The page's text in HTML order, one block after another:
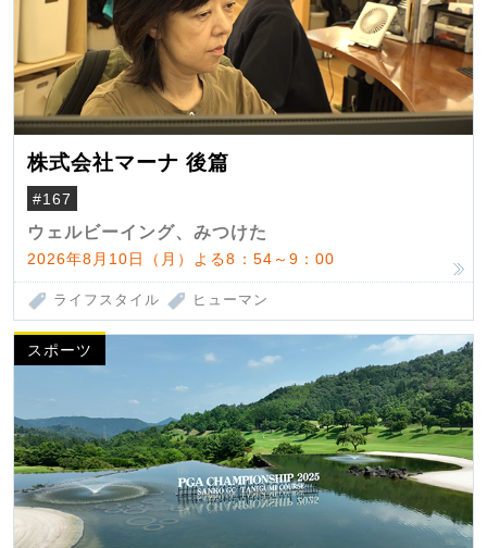
株式会社マーナ 後篇
#167
ウェルビーイング、みつけた
2026年8月10日（月）よる8：54～9：00
ライフスタイル ヒューマン
スポーツ